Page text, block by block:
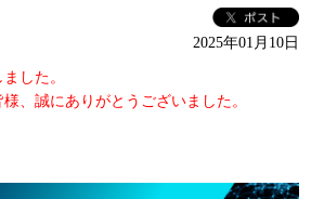
るフィッシング詐欺対策 5ヶ条
2025年01月10日
した。
、誠にありがとうございました。